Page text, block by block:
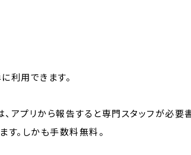
利用できます。
アプリから報告すると専門スタッフが必要
す。しかも手数料無料。